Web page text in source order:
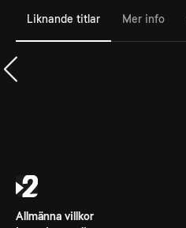
Liknande titlar Mer info
Allmänna villkor